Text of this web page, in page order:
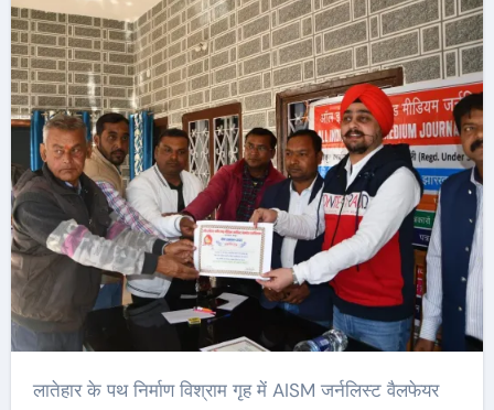
लातेहार के पथ निर्माण विश्राम गृह में AISM जर्नलिस्ट वैलफेयर